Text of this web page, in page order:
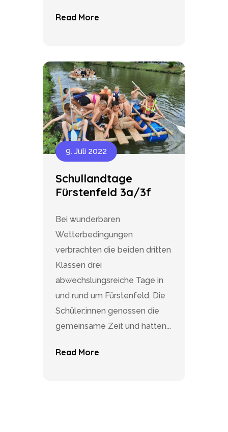
Read More
9. Juli 2022
Schullandtage
Fürstenfeld 3a/3f
Bei wunderbaren
Wetterbedingungen
verbrachten die beiden dritten
Klassen drei
abwechslungsreiche Tage in
und rund um Fürstenfeld. Die
Schüler:innen genossen die
gemeinsame Zeit und hatten...
Read More